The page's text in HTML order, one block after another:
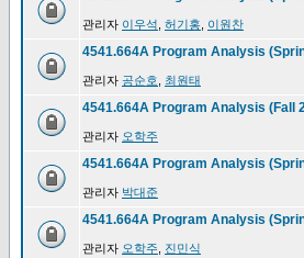
관리자 이우석 허기홍 이원찬
4541.664A Program Analysis
관리자 공순호 최원태
4541.664A Program Analysis (Fall
관리자 오학주
4541.664A Program Analysis
관리자 박대준
4541.664A Program Analysis
관리자 오학주 진민식